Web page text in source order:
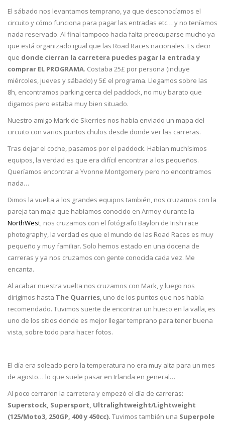
El sábado nos levantamos temprano, ya que desconocíamos el
circuito y cómo funciona para pagar las entradas etc… y no teníamos
nada reservado. Al final tampoco hacía falta preocuparse mucho ya
que está organizado igual que las Road Races nacionales. Es decir
que donde cierran la carretera puedes pagar la entrada y
comprar EL PROGRAMA. Costaba 25£ por persona (incluye
miércoles, jueves y sábado) y 5£ el programa. Llegamos sobre las
8h, encontramos parking cerca del paddock, no muy barato que
digamos pero estaba muy bien situado.
Nuestro amigo Mark de Skerries nos había enviado un mapa del
circuito con varios puntos chulos desde donde ver las carreras.
Tras dejar el coche, pasamos por el paddock. Habían muchísimos
equipos, la verdad es que era difícil encontrar a los pequeños.
Queríamos encontrar a Yvonne Montgomery pero no encontramos
nada…
Dimos la vuelta a los grandes equipos también, nos cruzamos con la
pareja tan maja que habíamos conocido en Armoy durante la
NorthWest, nos cruzamos con el fotógrafo Baylon de Irish race
photography, la verdad es que el mundo de las Road Races es muy
pequeño y muy familiar. Solo hemos estado en una docena de
carreras y ya nos cruzamos con gente conocida cada vez. Me
encanta.
Al acabar nuestra vuelta nos cruzamos con Mark, y luego nos
dirigimos hasta The Quarries, uno de los puntos que nos había
recomendado. Tuvimos suerte de encontrar un hueco en la valla, es
uno de los sitios donde es mejor llegar temprano para tener buena
vista, sobre todo para hacer fotos.
El día era soleado pero la temperatura no era muy alta para un mes
de agosto… lo que suele pasar en Irlanda en general…
Al poco cerraron la carretera y empezó el día de carreras:
Superstock, Supersport, Ultralightweight/Lightweight
(125/Moto3, 250GP, 400 y 450cc). Tuvimos también una Superpole